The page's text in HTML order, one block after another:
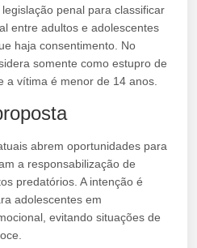
penal para classificar
entre adultos e adolescentes
haja consentimento. No
somente como estupro de
a vítima é menor de 14 anos.
abrem oportunidades para
a responsabilização de
predatórios. A intenção é
adolescentes em
evitando situações de